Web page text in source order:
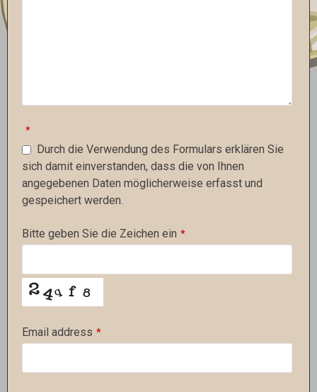
*
Durch die Verwendung des Formulars erklären Sie
sich damit einverstanden, dass die von Ihnen
angegebenen Daten möglicherweise erfasst und
gespeichert werden.
Bitte geben Sie die Zeichen ein *
Email address *